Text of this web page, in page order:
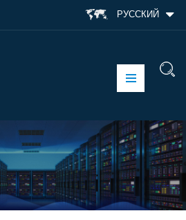
РУССКИЙ